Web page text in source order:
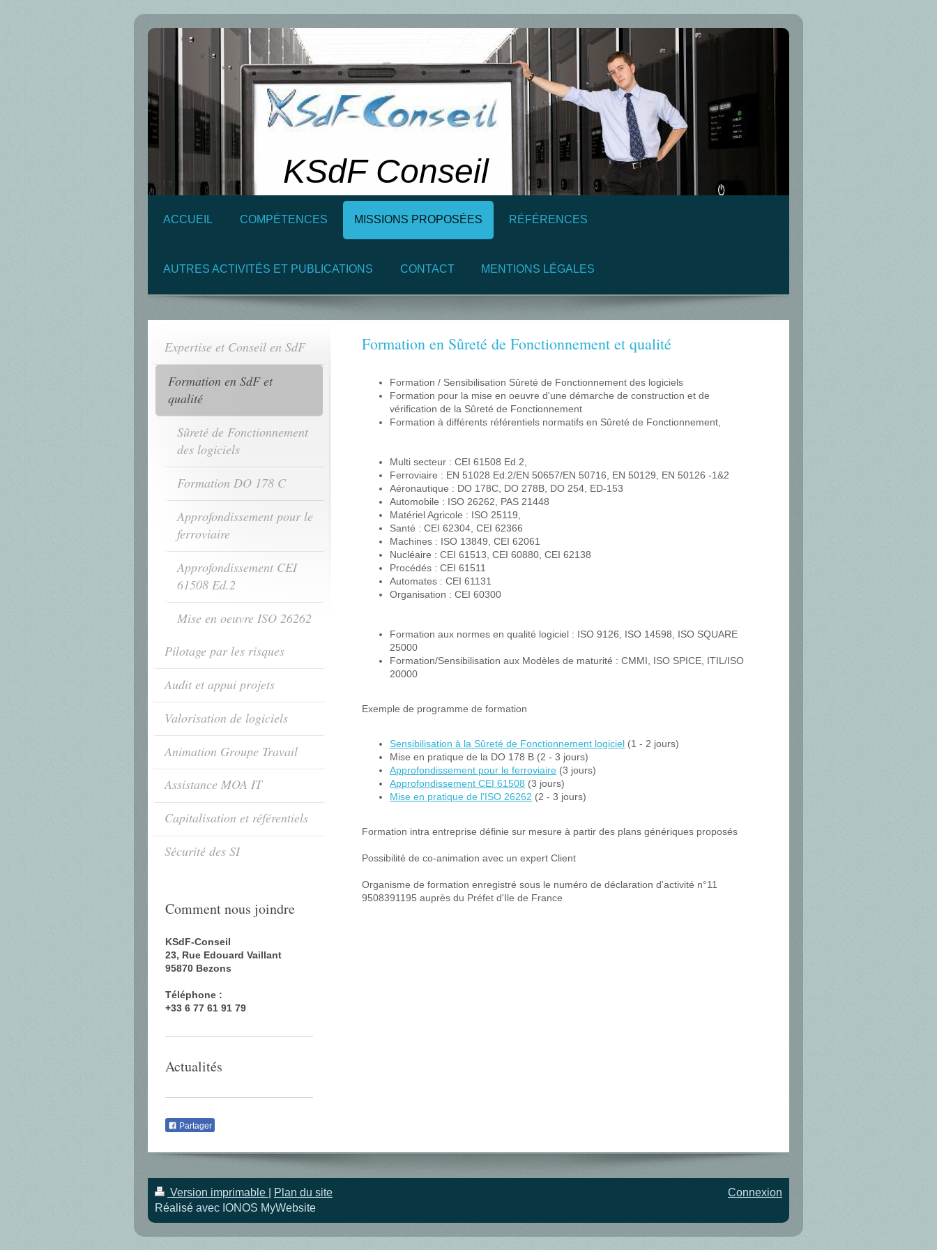
KSdF Conseil
ACCUEIL COMPÉTENCES MISSIONS PROPOSÉES RÉFÉRENCES
AUTRES ACTIVITÉS ET PUBLICATIONS CONTACT MENTIONS LÉGALES
Formation en Sûreté de Fonctionnement et qualité
Formation / Sensibilisation Sûreté de Fonctionnement des logiciels
Formation pour la mise en oeuvre d'une démarche de construction et de
vérification de la Sûreté de Fonctionnement
Formation à différents référentiels normatifs en Sûreté de Fonctionnement,
Multi secteur : CEI 61508 Ed.2,
Ferroviaire : EN 51028 Ed.2/EN 50657/EN 50716, EN 50129, EN 50126 -1&2
Aéronautique : DO 178C, DO 278B, DO 254, ED-153
Automobile : ISO 26262, PAS 21448
Matériel Agricole : ISO 25119,
Santé : CEI 62304, CEI 62366
Machines : ISO 13849, CEI 62061
Nucléaire : CEI 61513, CEI 60880, CEI 62138
Procédés : CEI 61511
Automates : CEI 61131
Organisation : CEI 60300
Formation aux normes en qualité logiciel : ISO 9126, ISO 14598, ISO SQUARE
25000
Formation/Sensibilisation aux Modèles de maturité : CMMI, ISO SPICE, ITIL/ISO
20000
Exemple de programme de formation
Sensibilisation à la Sûreté de Fonctionnement logiciel (1 - 2 jours)
Mise en pratique de la DO 178 B (2 - 3 jours)
Approfondissement pour le ferroviaire (3 jours)
Approfondissement CEI 61508 (3 jours)
Mise en pratique de l'ISO 26262 (2 - 3 jours)
Formation intra entreprise définie sur mesure à partir des plans génériques proposés
Possibilité de co-animation avec un expert Client
Organisme de formation enregistré sous le numéro de déclaration d'activité n°11
9508391195 auprès du Préfet d'Ile de France
Expertise et Conseil en SdF
Formation en SdF et
qualité
Sûreté de Fonctionnement
des logiciels
Formation DO 178 C
Approfondissement pour le
ferroviaire
Approfondissement CEI
61508 Ed.2
Mise en oeuvre ISO 26262
Pilotage par les risques
Audit et appui projets
Valorisation de logiciels
Animation Groupe Travail
Assistance MOA IT
Capitalisation et référentiels
Sécurité des SI
Comment nous joindre
KSdF-Conseil
23, Rue Edouard Vaillant
95870 Bezons
Téléphone :
+33 6 77 61 91 79
Actualités
Partager
Version imprimable
Plan du site
Réalisé avec IONOS MyWebsite
Connexion